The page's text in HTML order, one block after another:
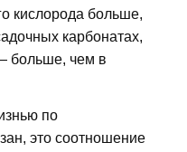
кислорода больше,
карбонатах,
больше, чем в
по
это соотношение